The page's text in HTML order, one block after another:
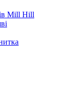
Mill Hill